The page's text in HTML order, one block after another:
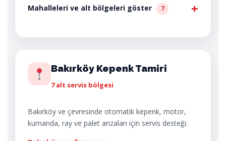
Mahalleleri ve alt bölgeleri göster 7
Bakırköy Kepenk Tamiri
7 alt servis bölgesi
Bakırköy ve çevresinde otomatik kepenk, motor,
kumanda, ray ve palet arızaları için servis desteği.